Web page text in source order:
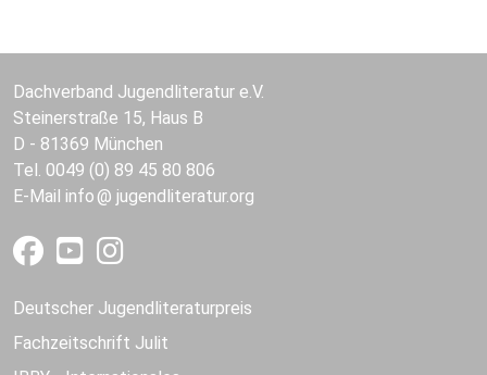
Dachverband Jugendliteratur e.V.
Steinerstraße 15, Haus B
D - 81369 München
Tel. 0049 (0) 89 45 80 806
E-Mail info jugendliteratur.org
Deutscher Jugendliteraturpreis
Fachzeitschrift Julit